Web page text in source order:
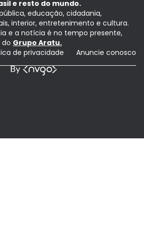
e resto do mundo.
educação, cidadania,
interior, entretenimento e cultura.
e a notícia é no tempo presente,
Grupo Aratu.
de privacidade Anuncie conosco